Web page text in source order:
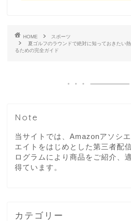
HOME
スポーツ
夏ゴルフのラウンドで絶対に知っておきたい
るための完全ガイド
Note
当サイトでは、Amazonアソシ
エイトをはじめとした第三者配
ログラムにより商品をご紹介、
得ています。
カテゴリー